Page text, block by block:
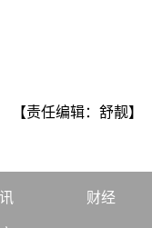
【责任编辑：舒靓】
财经